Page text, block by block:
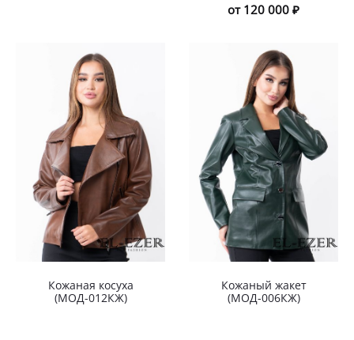
от 120 000 ₽
Кожаная косуха
(МОД-012КЖ)
Кожаный жакет
(МОД-006КЖ)